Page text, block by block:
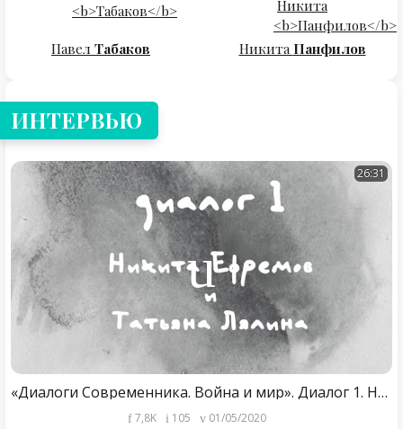
Павел Табаков Никита Панфилов
ИНТЕРВЬЮ
26:31
«Диалоги Современника. Война и мир». Диалог 1. Никита Ефремов и Татьяна Лялина
7,8K 105 01/05/2020